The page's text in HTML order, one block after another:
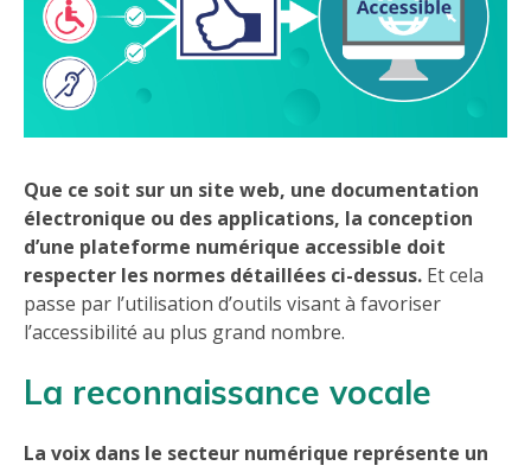
Que ce soit sur un site web, une documentation
électronique ou des applications, la conception
d’une plateforme numérique accessible doit
respecter les normes détaillées ci-dessus. Et cela
passe par l’utilisation d’outils visant à favoriser
l’accessibilité au plus grand nombre.
La reconnaissance vocale
La voix dans le secteur numérique représente un